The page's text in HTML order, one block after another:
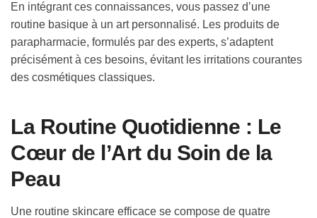
En intégrant ces connaissances, vous passez d’une
routine basique à un art personnalisé. Les produits de
parapharmacie, formulés par des experts, s’adaptent
précisément à ces besoins, évitant les irritations courantes
des cosmétiques classiques.
La Routine Quotidienne : Le
Cœur de l’Art du Soin de la
Peau
Une routine skincare efficace se compose de quatre